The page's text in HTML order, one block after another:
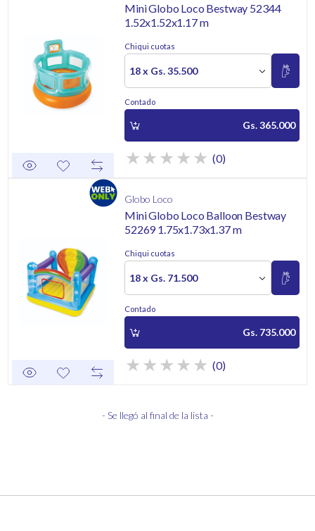
Mini Globo Loco Bestway 52344
1.52x1.52x1.17 m
Chiqui cuotas
18 x Gs. 35.500
Contado
Gs. 365.000
(0)
Globo Loco
Mini Globo Loco Balloon Bestway
52269 1.75x1.73x1.37 m
Chiqui cuotas
18 x Gs. 71.500
Contado
Gs. 735.000
(0)
- Se llegó al final de la lista -